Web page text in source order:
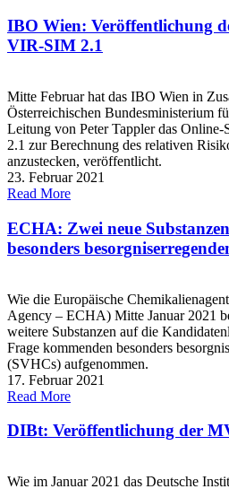
IBO Wien: Veröffentlichung
VIR-SIM 2.1
Mitte Februar hat das IBO Wien in
Österreichischen Bundesministerium
Leitung von Peter Tappler das
2.1 zur Berechnung des relativen
anzustecken, veröffentlicht.
23. Februar 2021
Read More
ECHA: Zwei neue
besonders
Wie die Europäische
Agency – ECHA) Mitte Januar 2021
weitere Substanzen auf die
Frage kommenden besonders
(SVHCs) aufgenommen.
17. Februar 2021
Read More
DIBt: Veröffentlichung der
Wie im Januar 2021 das Deutsche